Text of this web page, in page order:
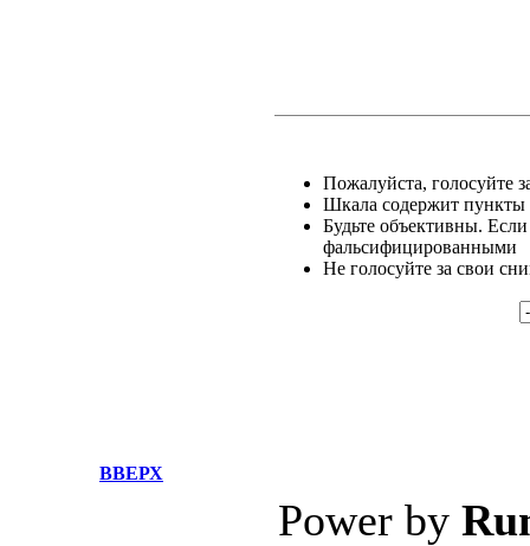
Пожалуйста, голосуйте
Шкала содержит пункты
Будьте объективны.
фальсифицированными
Не голосуйте за свои
ВВЕРХ
Power by